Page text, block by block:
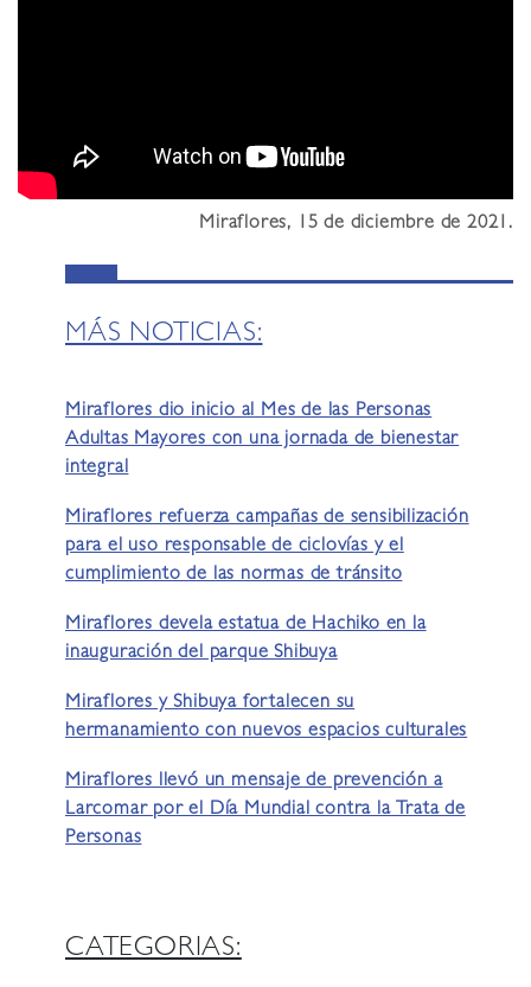
Miraflores, 15 de diciembre de 2021.
MÁS NOTICIAS:
Miraflores dio inicio al Mes de las Personas
Adultas Mayores con una jornada de bienestar
integral
Miraflores refuerza campañas de sensibilización
para el uso responsable de ciclovías y el
cumplimiento de las normas de tránsito
Miraflores devela estatua de Hachiko en la
inauguración del parque Shibuya
Miraflores y Shibuya fortalecen su
hermanamiento con nuevos espacios culturales
Miraflores llevó un mensaje de prevención a
Larcomar por el Día Mundial contra la Trata de
Personas
CATEGORIAS: